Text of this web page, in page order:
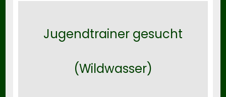
Jugendtrainer gesucht
(Wildwasser)